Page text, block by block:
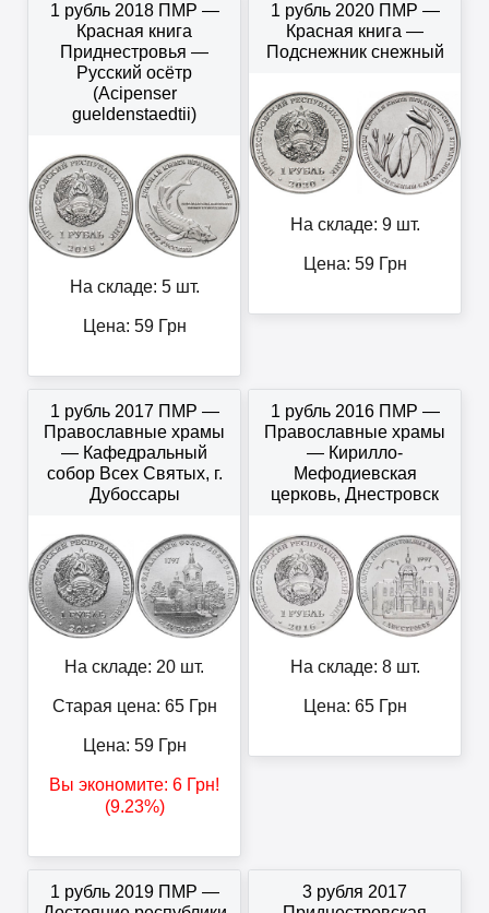
1 рубль 2018 ПМР —
Красная книга
Приднестровья —
Русский осётр
(Acipenser
gueldenstaedtii)
На складе: 5 шт.
Цена: 59Грн
1 рубль 2020 ПМР —
Красная книга —
Подснежник снежный
На складе: 9 шт.
Цена: 59Грн
1 рубль 2017 ПМР —
Православные храмы
— Кафедральный
собор Всех Святых, г.
Дубоссары
На складе: 20 шт.
Старая цена: 65Грн
Цена: 59Грн
Вы экономите: 6 Грн!
(9.23%)
1 рубль 2016 ПМР —
Православные храмы
— Кирилло-
Мефодиевская
церковь, Днестровск
На складе: 8 шт.
Цена: 65Грн
1 рубль 2019 ПМР —
3 рубля 2017